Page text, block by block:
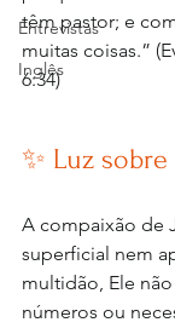
Entrevistas
Inglês
têm pastor; e
muitas coisas.”
6:34)
✨ Luz
A compaixão de
superficial nem
multidão, Ele
números ou